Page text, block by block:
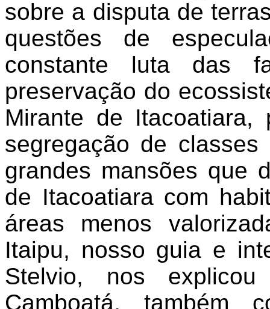
sobre a disputa de
questões de
constante luta das
preservação do
Mirante de Itacoatiara,
segregação de
grandes mansões que
de Itacoatiara com
áreas menos
Itaipu, nosso guia e
Stelvio, nos
Camboatá, também